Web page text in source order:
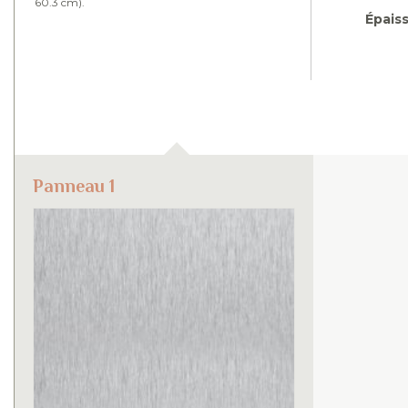
Panneau 1